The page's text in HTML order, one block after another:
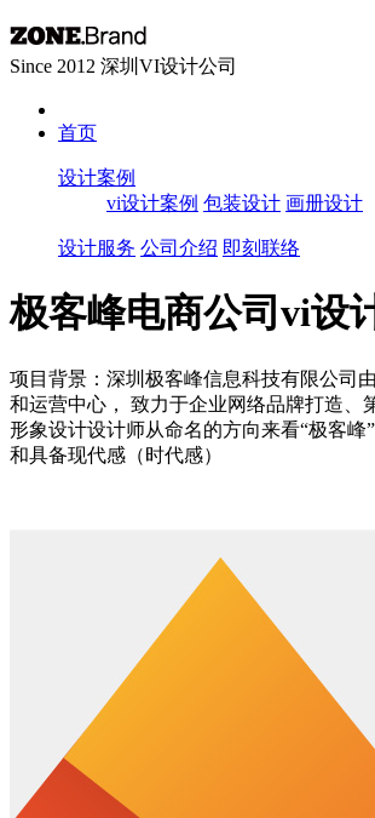
Since 2012 深圳VI设计公司
首页
设计案例
vi设计案例 包装设计 画册设计
设计服务 公司介绍 即刻联络
极客峰电商公司vi设
项目背景：深圳极客峰信息科技有限公司
和运营中心， 致力于企业网络品牌打造
形象设计设计师从命名的方向来看“极客
和具备现代感（时代感）